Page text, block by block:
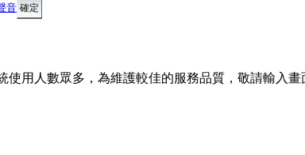
音
使用人數眾多，為維護較佳的服務品質，敬請輸入